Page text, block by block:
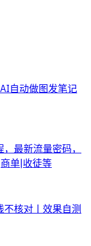
自动做图发笔记
最新流量密码，
单|收徒等
核对丨效果自测